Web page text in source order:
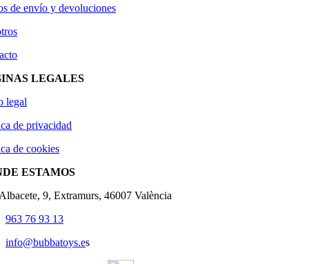
de envío y devoluciones
LEGALES
legal
de privacidad
de cookies
ESTAMOS
9, Extramurs, 46007 València
963 76 93 13
info@bubbatoys.es